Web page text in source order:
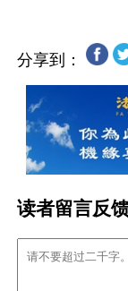
分享到：
读者留言反